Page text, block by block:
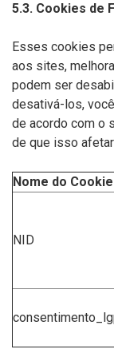
5.3. Cookies de
Esses cookies
aos sites,
podem ser
desativá-los,
de acordo com o
de que isso
Nome do Cookie
NID